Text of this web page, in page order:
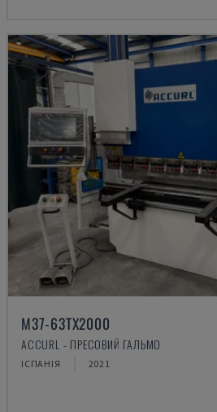
M37-63TX2000
ACCURL - ПРЕСОВИЙ ГАЛЬМО
ІСПАНІЯ 2021